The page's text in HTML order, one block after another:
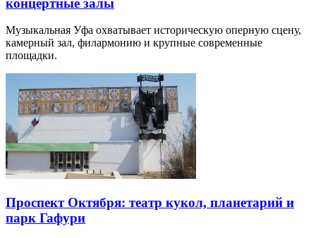
Музыкальная Уфа охватывает историческую оперную сцену,
камерный зал, филармонию и крупные современные
площадки.
Проспект Октября: театр кукол, планетарий и
парк Гафури